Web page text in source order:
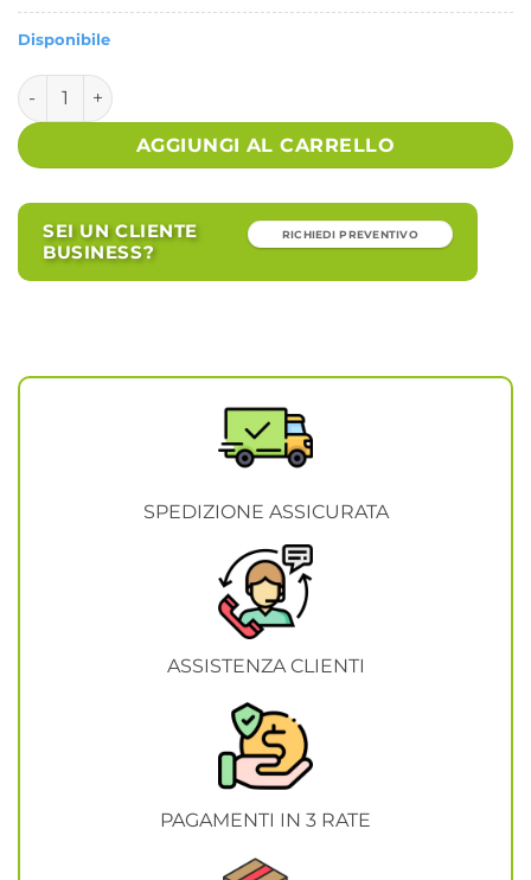
Disponibile
Porta Fiore Design Acciaio Verde Moderno da Interno -
AGGIUNGI AL CARRELLO
SEI UN CLIENTE
BUSINESS?
RICHIEDI PREVENTIVO
SPEDIZIONE ASSICURATA
ASSISTENZA CLIENTI
PAGAMENTI IN 3 RATE